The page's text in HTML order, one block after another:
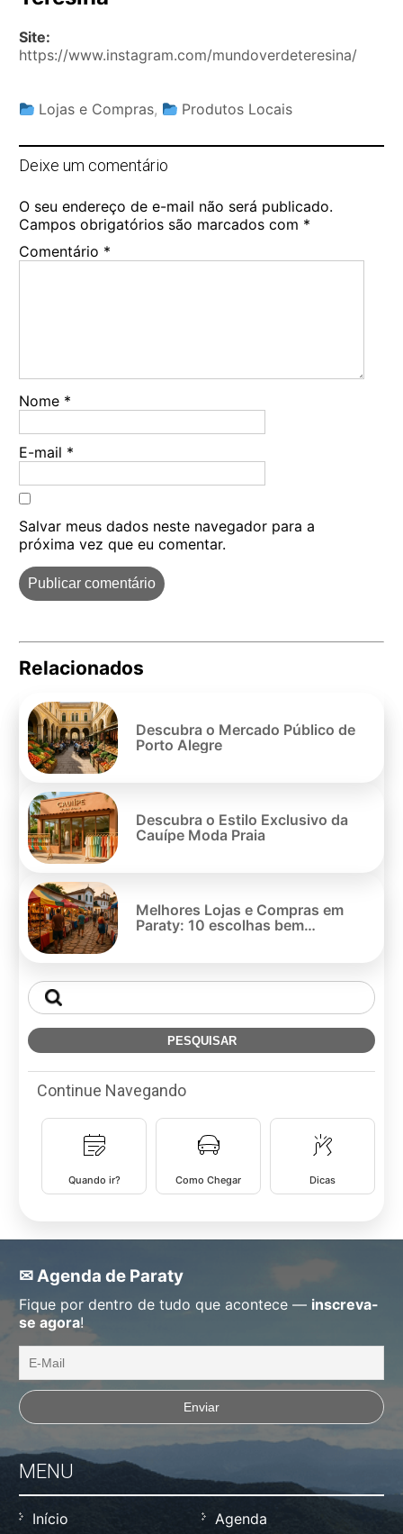
Site:
https://www.instagram.com/mundoverdeteresina/
Lojas e Compras, Produtos Locais
Deixe um comentário
O seu endereço de e-mail não será publicado.
Campos obrigatórios são marcados com *
Comentário *
Nome *
E-mail *
Salvar meus dados neste navegador para a
próxima vez que eu comentar.
Relacionados
Descubra o Mercado Público de
Porto Alegre
Descubra o Estilo Exclusivo da
Cauípe Moda Praia
Melhores Lojas e Compras em
Paraty: 10 escolhas bem
Continue Navegando
Quando ir? Como Chegar Dicas
✉ Agenda de Paraty
Fique por dentro de tudo que acontece — inscreva-
se agora!
MENU
Início Agenda